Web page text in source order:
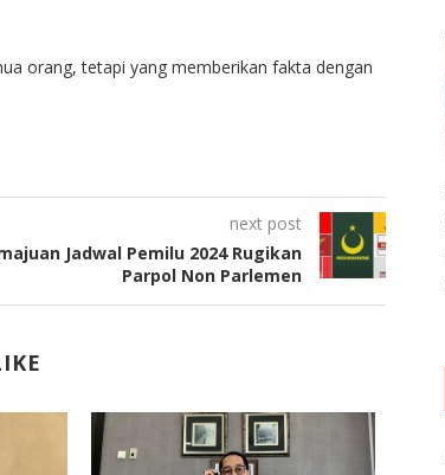
orang, tetapi yang memberikan fakta dengan
next post
Jadwal Pemilu 2024 Rugikan
Parpol Non Parlemen